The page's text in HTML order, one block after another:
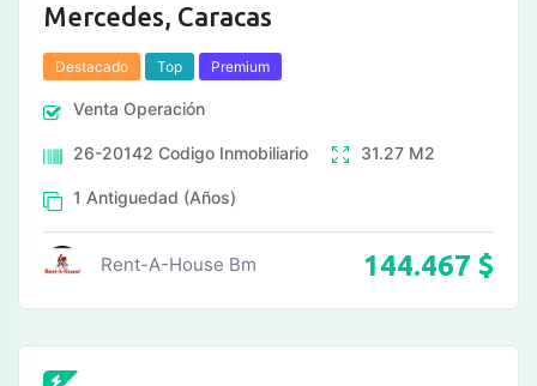
Mercedes, Caracas
Destacado Top Premium
Venta Operación
26-20142 Codigo Inmobiliario 31.27 M2
1 Antiguedad (Años)
Rent-A-House Bm 144.467 $